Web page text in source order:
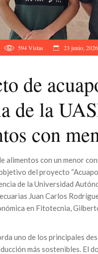
594Vistas 23 junio, 2026
de
de la
con
alimentos con un menor
del proyecto
de la Universidad
Juan Carlos
en Fitotecnia,
uno de los principales
más sostenibles. El